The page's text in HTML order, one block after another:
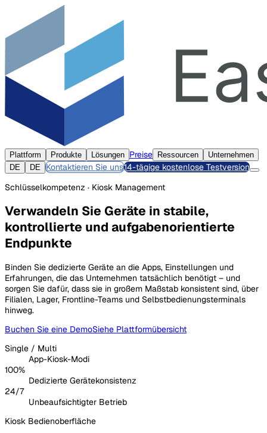
Plattform Produkte Lösungen Preise Ressourcen
Unternehmen
DE
DE Kontaktieren Sie uns14-tägige kostenlose Testversion
Schlüsselkompetenz · Kiosk Management
Verwandeln Sie Geräte in stabile,
kontrollierte und aufgabenorientierte
Endpunkte
Binden Sie dedizierte Geräte an die Apps, Einstellungen und
Erfahrungen, die das Unternehmen tatsächlich benötigt – und
sorgen Sie dafür, dass sie in großem Maßstab konsistent sind, über
Filialen, Lager, Frontline-Teams und Selbstbedienungsterminals
hinweg.
Buchen Sie eine DemoSiehe Plattformübersicht
Single / Multi
App-Kiosk-Modi
100%
Dedizierte Gerätekonsistenz
24/7
Unbeaufsichtigter Betrieb
Kiosk Bedienoberfläche